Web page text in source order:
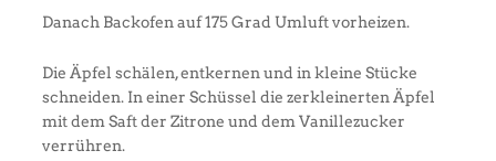
Danach Backofen auf 175 Grad Umluft vorheizen.
Die Äpfel schälen, entkernen und in kleine Stücke
schneiden. In einer Schüssel die zerkleinerten Äpfel
mit dem Saft der Zitrone und dem Vanillezucker
verrühren.